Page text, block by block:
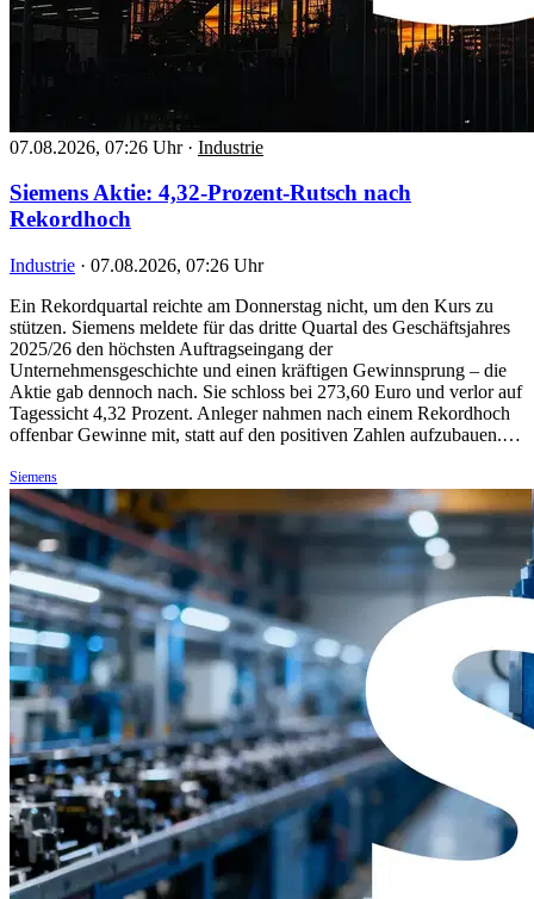
07.08.2026, 07:26 Uhr · Industrie
Siemens Aktie: 4,32-Prozent-Rutsch nach
Rekordhoch
Industrie · 07.08.2026, 07:26 Uhr
Ein Rekordquartal reichte am Donnerstag nicht, um den Kurs zu
stützen. Siemens meldete für das dritte Quartal des Geschäftsjahres
2025/26 den höchsten Auftragseingang der
Unternehmensgeschichte und einen kräftigen Gewinnsprung – die
Aktie gab dennoch nach. Sie schloss bei 273,60 Euro und verlor auf
Tagessicht 4,32 Prozent. Anleger nahmen nach einem Rekordhoch
offenbar Gewinne mit, statt auf den positiven Zahlen aufzubauen.…
Siemens